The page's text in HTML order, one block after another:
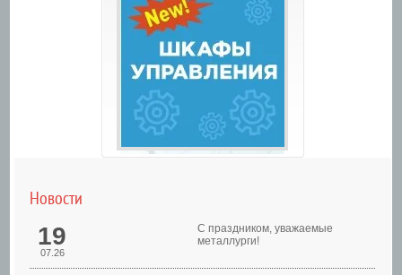
Новости
19
07.26
С праздником, уважаемые
металлурги!